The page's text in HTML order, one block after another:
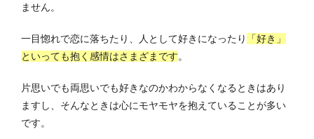
ません。
一目惚れで恋に落ちたり、人として好きになったり
「好き」
といっても抱く感情はさまざまです。
片思いでも両思いでも好きなのかわからなくなるときはあり
ますし、そんなときは心にモヤモヤを抱えていることが多い
です。